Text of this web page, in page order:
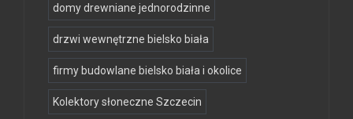
domy drewniane jednorodzinne
drzwi wewnętrzne bielsko biała
firmy budowlane bielsko biała i okolice
Kolektory słoneczne Szczecin